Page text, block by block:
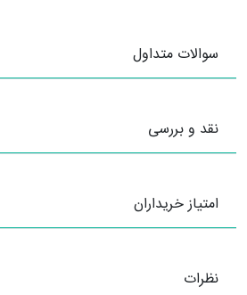
سوالات متداول
نقد و بررسی
امتیاز خریداران
نظرات